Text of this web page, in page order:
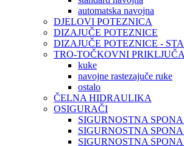
automatska navojna
DJELOVI POTEZNICA
DIZAJUČE POTEZNICE
DIZAJUČE POTEZNICE -
TRO-TOČKOVNI
kuke
navojne rastezajuče ruke
ostalo
ČELNA HIDRAULIKA
OSIGURAČI
SIGURNOSTNA SPONA
SIGURNOSTNA
SIGURNOSTNA